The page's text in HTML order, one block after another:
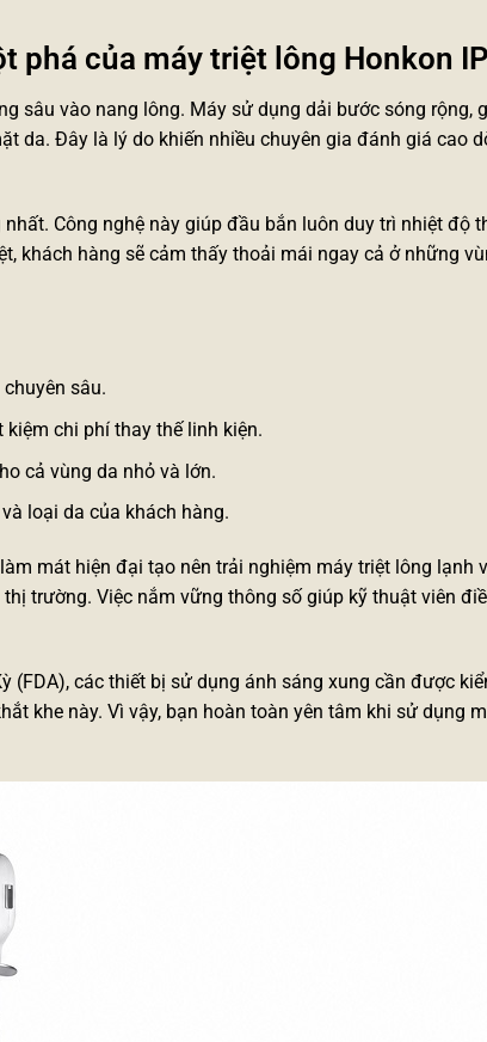
phá của máy triệt lông Honkon
sâu vào nang lông. Máy sử dụng dải bước sóng rộng,
da. Đây là lý do khiến nhiều chuyên gia đánh giá cao
Công nghệ này giúp đầu bắn luôn duy trì nhiệt độ
khách hàng sẽ cảm thấy thoải mái ngay cả ở những
sâu.
chi phí thay thế linh kiện.
cả vùng da nhỏ và lớn.
loại da của khách hàng.
mát hiện đại tạo nên trải nghiệm máy triệt lông lạnh
trường. Việc nắm vững thông số giúp kỹ thuật viên
(FDA), các thiết bị sử dụng ánh sáng xung cần được
khe này. Vì vậy, bạn hoàn toàn yên tâm khi sử dụng